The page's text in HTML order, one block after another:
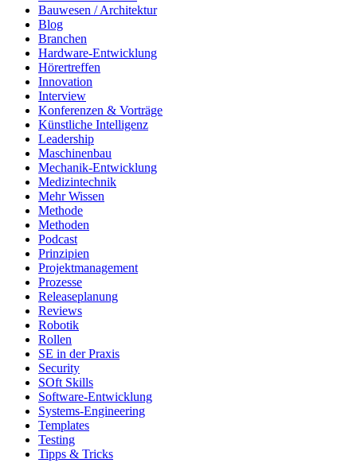
Bauwesen / Architektur
Blog
Branchen
Hardware-Entwicklung
Hörertreffen
Innovation
Interview
Konferenzen & Vorträge
Künstliche Intelligenz
Leadership
Maschinenbau
Mechanik-Entwicklung
Medizintechnik
Mehr Wissen
Methode
Methoden
Podcast
Prinzipien
Projektmanagement
Prozesse
Releaseplanung
Reviews
Robotik
Rollen
SE in der Praxis
Security
SOft Skills
Software-Entwicklung
Systems-Engineering
Templates
Testing
Tipps & Tricks